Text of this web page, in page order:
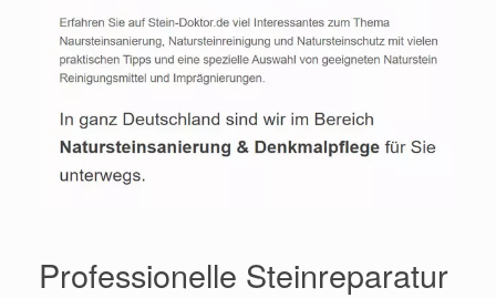
Professionelle Steinreparatur